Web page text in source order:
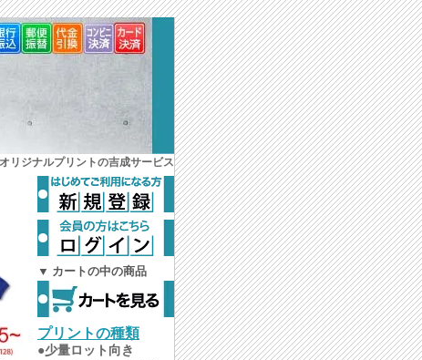
リジナルプリントの吉成サービス
▼ カートの中の商品
プリントの種類
●少量ロット向き